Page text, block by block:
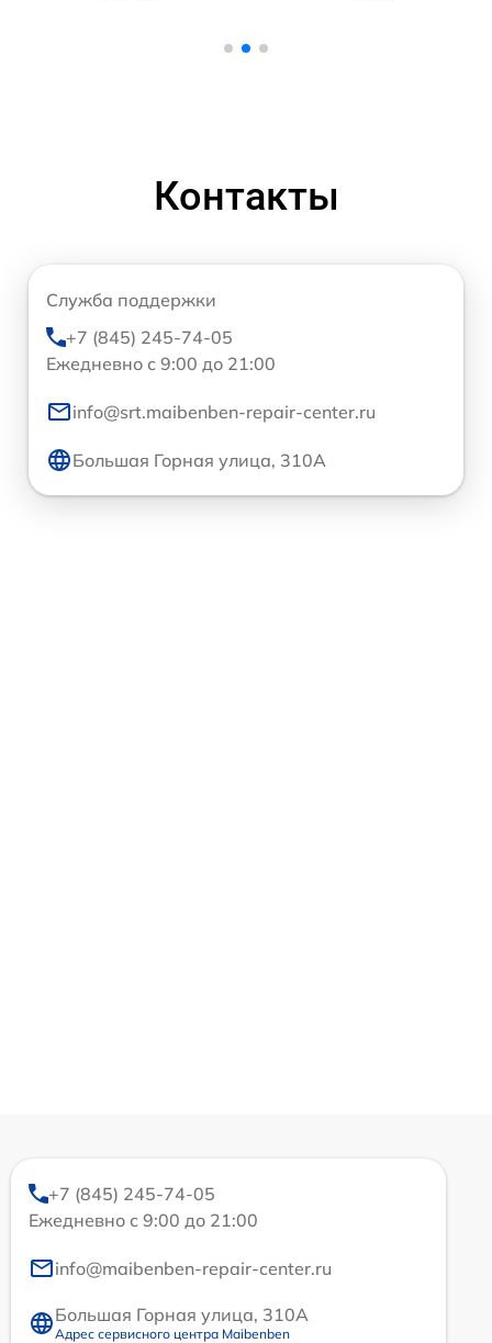
Контакты
Служба поддержки
+7 (845) 245-74-05
Ежедневно с 9:00 до 21:00
info@srt.maibenben-repair-center.ru
Большая Горная улица, 310А
+7 (845) 245-74-05
Ежедневно с 9:00 до 21:00
info@maibenben-repair-center.ru
Большая Горная улица, 310А
Адрес сервисного центра Maibenben